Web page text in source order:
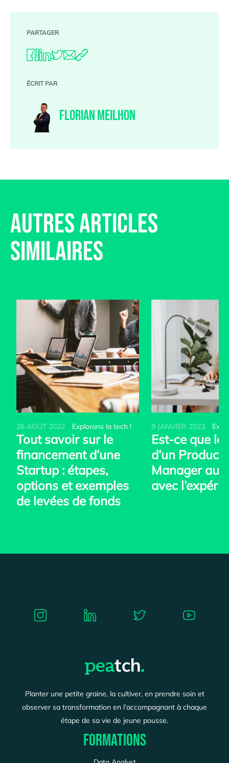
PARTAGER
ÉCRIT PAR
FLORIAN MEILHON
AUTRES ARTICLES
SIMILAIRES
26 AOÛT 2022 Explorons la tech !
Tout savoir sur le
financement d’une
Startup : étapes,
options et exemples
de levées de fonds
9 JANVIER 2023
Est-ce que le
d’un Product
Manager
avec
Planter une petite graine, la cultiver, en prendre soin et
observer sa transformation en l’accompagnant à chaque
étape de sa vie de jeune pousse.
FORMATIONS